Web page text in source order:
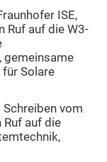
ISE,
Ruf auf die W3-
gemeinsame
Solare
Schreiben vom
auf die